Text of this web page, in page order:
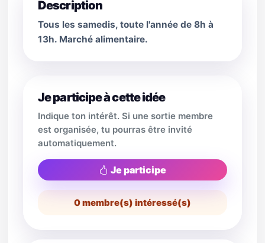
Description
Tous les samedis, toute l'année de 8h à
13h. Marché alimentaire.
Je participe à cette idée
Indique ton intérêt. Si une sortie membre
est organisée, tu pourras être invité
automatiquement.
Je participe
0membre(s) intéressé(s)